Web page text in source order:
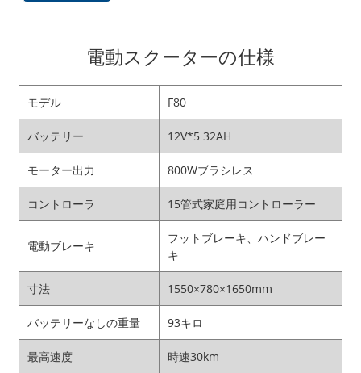
電動スクーターの仕様
モデル F80
バッテリー 12V*5 32AH
モーター出力 800Wブラシレス
コントローラ 15管式家庭用コントローラー
電動ブレーキ
フットブレーキ、ハンドブレー
キ
寸法 1550×780×1650mm
バッテリーなしの重量 93キロ
最高速度 時速30km